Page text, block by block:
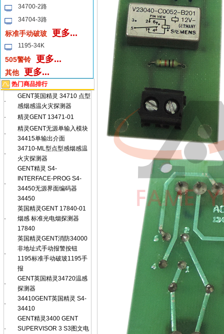
34700-2路
34704-3路
标准手动破玻 更多...
1195-34K
505警铃 更多...
其他 更多...
热门商品排行
·
GENT英国精灵 34710 点型
感烟感温火灾探测器
·
精灵GENT 13471-01
·
精灵GENT无源单输入模块
34415单输出介面
·
34710-ML型点型感烟感温
火灾探测器
·
GENT精灵 S4-
INTERFACE-PROG S4-
34450无源界面编码器
34450
·
英国精灵GENT 17840-01
烟感 标准光电烟探测器
17840
·
英国精灵GENT消防34000
非地址式手动报警按钮
1195标准手动破玻1195手
报
·
GENT英国精灵34720温感
探测器
·
34410GENT英国精灵 S4-
34410
·
GENT精灵3400 GENT
SUPERVISOR 3 S3图文电